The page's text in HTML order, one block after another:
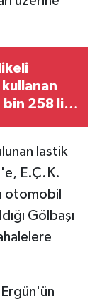
bin 258 lira
lastik
E.Ç.K.
otomobil
Gölbaşı